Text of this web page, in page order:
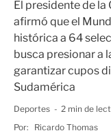
El presidente de
afirmó que el
histórica a 64
busca presionar a
garantizar cupos
Sudamérica
Deportes
2 min de
Por:
Ricardo Thomas